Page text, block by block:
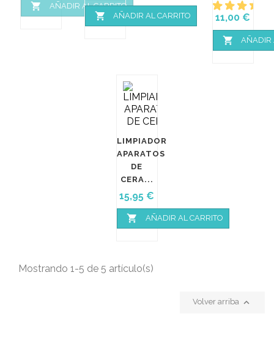
 AÑADIR AL CARRITO
 AÑADIR AL CARRITO
Precio
11,00 €
 AÑADIR
LIMPIADOR
APARATOS
DE
CERA...
Precio
15,95 €
 AÑADIR AL CARRITO
Mostrando 1-5 de 5 artículo(s)
Volver arriba 